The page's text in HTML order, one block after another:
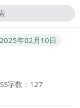
2025年02月10日
字数：127